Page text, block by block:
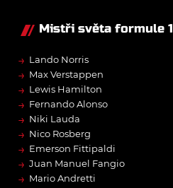
Mistři světa formule 1
→ Lando Norris
→ Max Verstappen
→ Lewis Hamilton
→ Fernando Alonso
→ Niki Lauda
→ Nico Rosberg
→ Emerson Fittipaldi
→ Juan Manuel Fangio
→ Mario Andretti